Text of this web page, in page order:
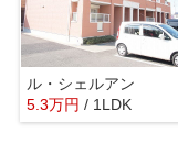
ル・シェルアン
5.3万円 / 1LDK